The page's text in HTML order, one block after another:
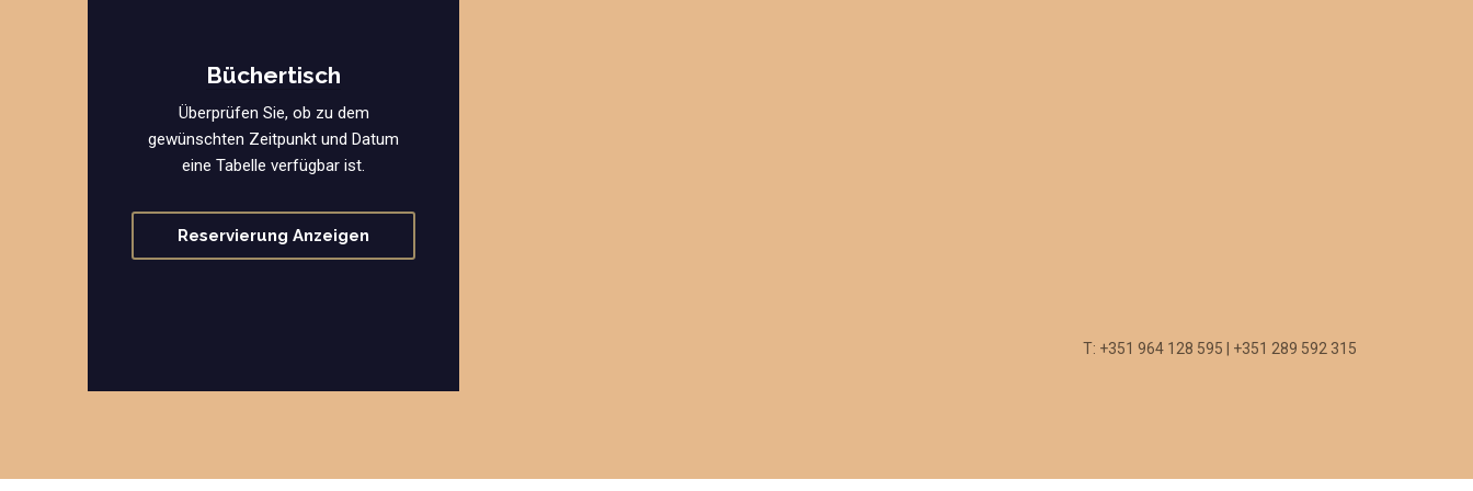
Büchertisch
Überprüfen Sie, ob zu dem
gewünschten Zeitpunkt und Datum
eine Tabelle verfügbar ist.
Reservierung Anzeigen
T: +351 964 128 595 | +351 289 592 315